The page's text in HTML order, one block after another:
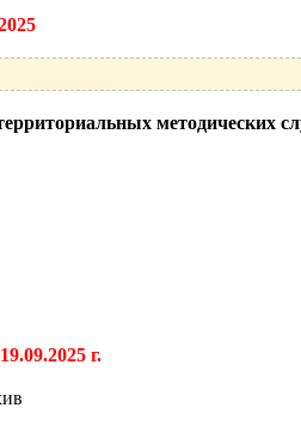
методических
г.